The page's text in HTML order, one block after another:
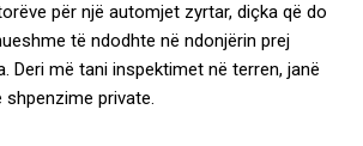
për një automjet zyrtar, diçka që do
të ndodhte në ndonjërin prej
Deri më tani inspektimet në terren, janë
private.